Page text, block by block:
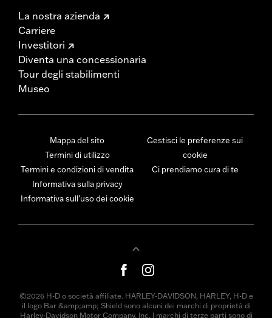
La nostra azienda
Carriere
Investitori
Diventa una concessionaria
Tour degli stabilimenti
Museo
Mappa del sito
Termini di utilizzo
Termini e condizioni di vendita
Informativa sulla privacy
Informativa sull’uso dei cookie
Gestisci le preferenze sui
cookie
Ci prendiamo cura di te
©2026 H-D o società affiliate. HARLEY-DAVIDSON, HARLEY, H-D e
il logo Bar &amp;amp; Shield sono alcuni dei marchi di proprietà di
Harley-Davidson Motor Company, Inc. I marchi di terze parti sono di